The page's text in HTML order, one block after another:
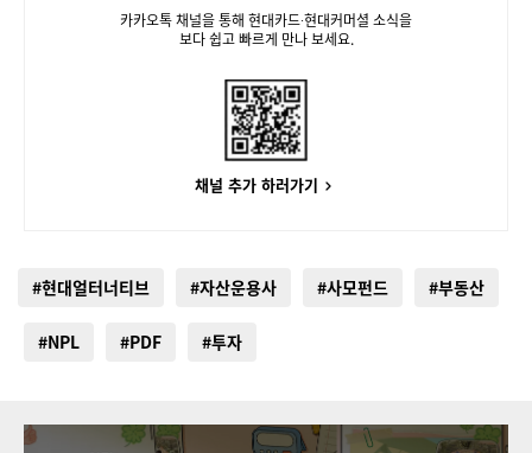
카카오톡 채널을 통해 현대카드∙현대커머셜 소식을
보다 쉽고 빠르게 만나 보세요.
채널 추가 하러가기
#현대얼터너티브 #자산운용사 #사모펀드 #부동산
#NPL #PDF #투자